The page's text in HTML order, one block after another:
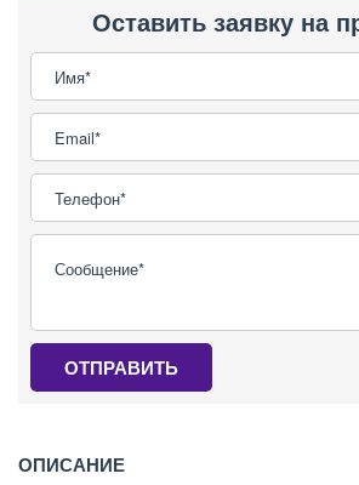
Оставить заявку на
ОТПРАВИТЬ
ОПИСАНИЕ